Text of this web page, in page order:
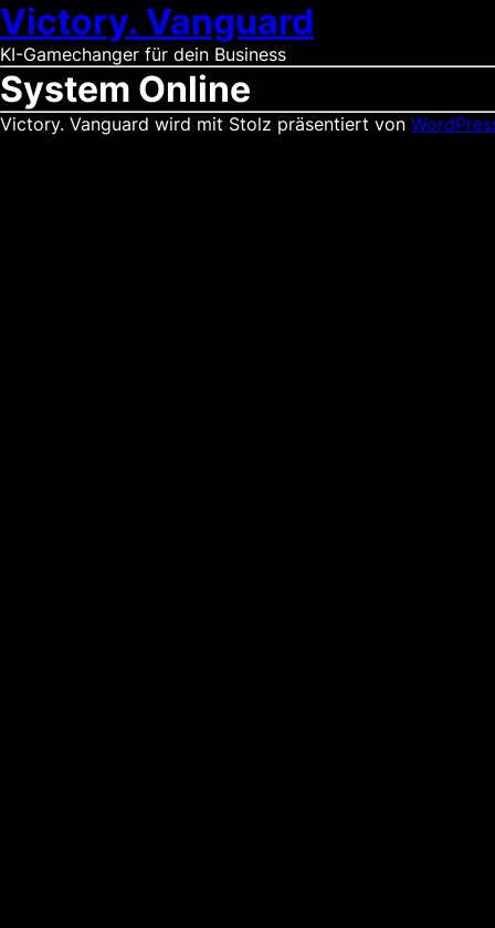
Victory. Vanguard
KI-Gamechanger für dein Business
System Online
Victory. Vanguard wird mit Stolz präsentiert von